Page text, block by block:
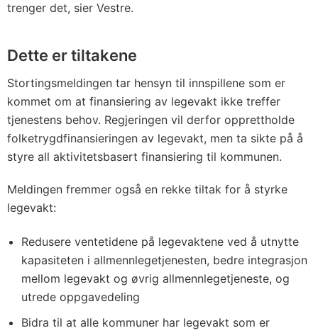
trenger det, sier Vestre.
Dette er tiltakene
Stortingsmeldingen tar hensyn til innspillene som er
kommet om at finansiering av legevakt ikke treffer
tjenestens behov. Regjeringen vil derfor opprettholde
folketrygdfinansieringen av legevakt, men ta sikte på å
styre all aktivitetsbasert finansiering til kommunen.
Meldingen fremmer også en rekke tiltak for å styrke
legevakt:
Redusere ventetidene på legevaktene ved å utnytte
kapasiteten i allmennlegetjenesten, bedre integrasjon
mellom legevakt og øvrig allmennlegetjeneste, og
utrede oppgavedeling
Bidra til at alle kommuner har legevakt som er